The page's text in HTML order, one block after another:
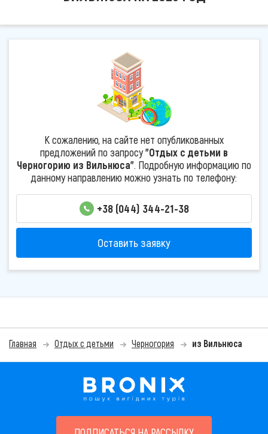
К сожалению, на сайте нет опубликованных
предложений по запросу"Отдых с детьми в
Черногорию из Вильнюса". Подробную информацию по
данному направлению можно узнать по телефону:
+38 (044) 344-21-38
Оставить заявку
Главная Отдых с детьми Черногория из Вильнюса